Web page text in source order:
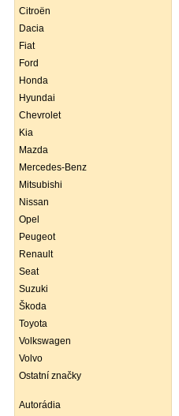
Citroën
Dacia
Fiat
Ford
Honda
Hyundai
Chevrolet
Kia
Mazda
Mercedes-Benz
Mitsubishi
Nissan
Opel
Peugeot
Renault
Seat
Suzuki
Škoda
Toyota
Volkswagen
Volvo
Ostatní značky
Autorádia